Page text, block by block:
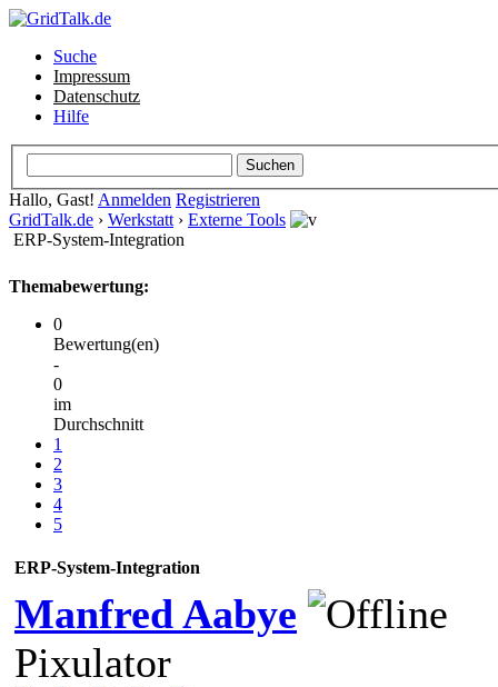
Suche
Impressum
Datenschutz
Hilfe
Hallo, Gast! Anmelden Registrieren
GridTalk.de › Werkstatt › Externe Tools
ERP-System-Integration
Themabewertung:
0
Bewertung(en)
-
0
im
Durchschnitt
1
2
3
4
5
ERP-System-Integration
Manfred Aabye
Pixulator